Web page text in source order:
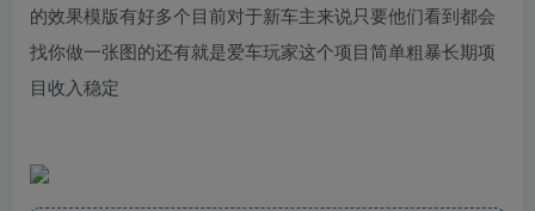
的效果模版有好多个目前对于新车主来说只要他们看到都会
找你做一张图的还有就是爱车玩家这个项目简单粗暴长期项
目收入稳定